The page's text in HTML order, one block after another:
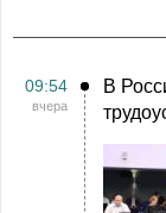
09:54
вчера
В